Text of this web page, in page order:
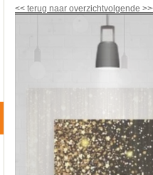
<< terug naar overzichtvolgende >>